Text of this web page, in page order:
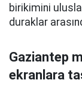
birikimini
duraklar
Gaziantep
ekranlara